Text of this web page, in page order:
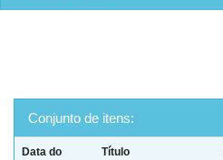
Conjunto de itens:
Data do
Título